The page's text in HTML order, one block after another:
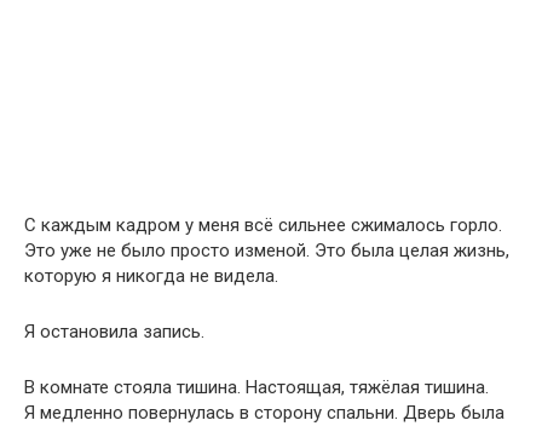
С каждым кадром у меня всё сильнее сжималось горло.
Это уже не было просто изменой. Это была целая жизнь,
которую я никогда не видела.
Я остановила запись.
В комнате стояла тишина. Настоящая, тяжёлая тишина.
Я медленно повернулась в сторону спальни. Дверь была